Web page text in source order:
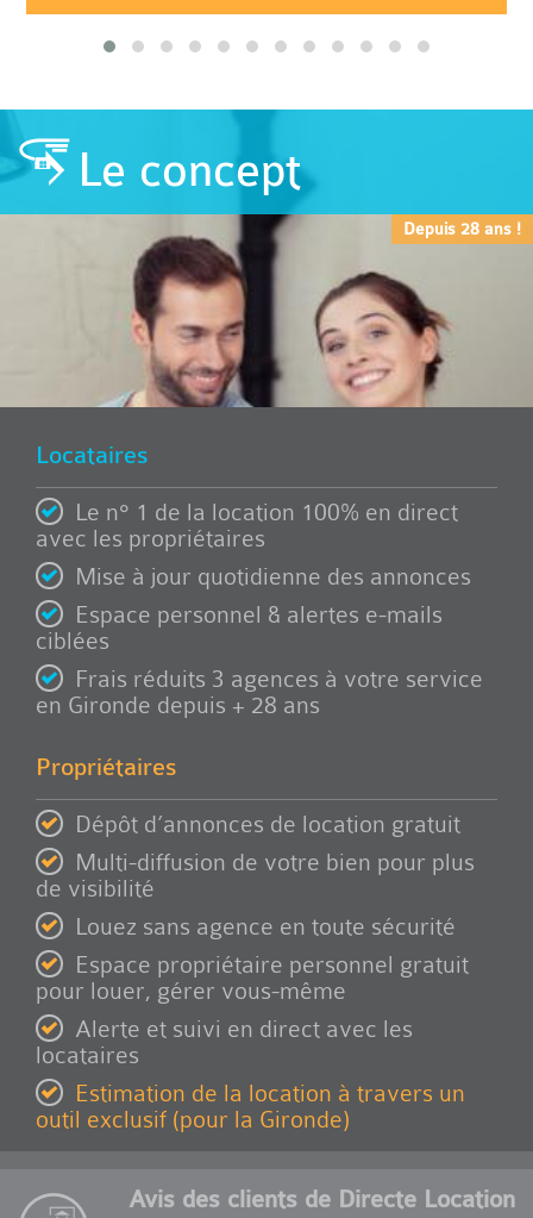
Le concept
Depuis 28 ans !
Locataires
Le n° 1 de la location 100% en direct
avec les propriétaires
Mise à jour quotidienne des annonces
Espace personnel & alertes e-mails
ciblées
Frais réduits 3 agences à votre service
en Gironde depuis + 28 ans
Propriétaires
Dépôt d’annonces de location gratuit
Multi-diffusion de votre bien pour plus
de visibilité
Louez sans agence en toute sécurité
Espace propriétaire personnel gratuit
pour louer, gérer vous-même
Alerte et suivi en direct avec les
locataires
Estimation de la location à travers un
outil exclusif (pour la Gironde)
Avis des clients de Directe Location